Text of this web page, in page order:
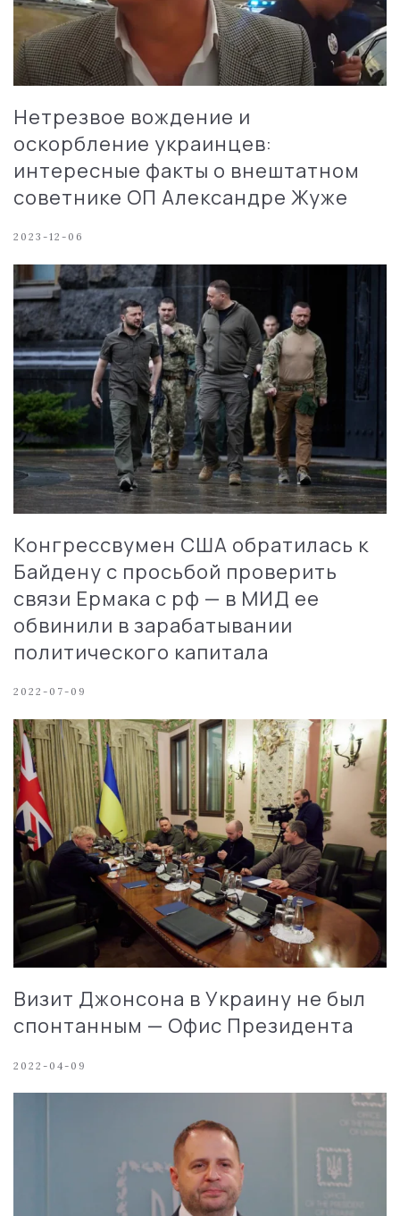
Нетрезвое вождение и
оскорбление украинцев:
интересные факты о внештатном
советнике ОП Александре Жуже
2023-12-06
Конгрессвумен США обратилась к
Байдену с просьбой проверить
связи Ермака с рф — в МИД ее
обвинили в зарабатывании
политического капитала
2022-07-09
Визит Джонсона в Украину не был
спонтанным — Офис Президента
2022-04-09